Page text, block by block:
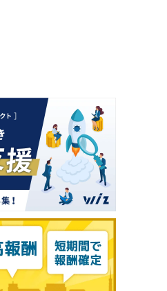
のプロフィールを閲覧すること
きます。
い合わせる
・編集して問い合わせ
ンセル